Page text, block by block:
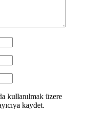
kullanılmak üzere
kaydet.